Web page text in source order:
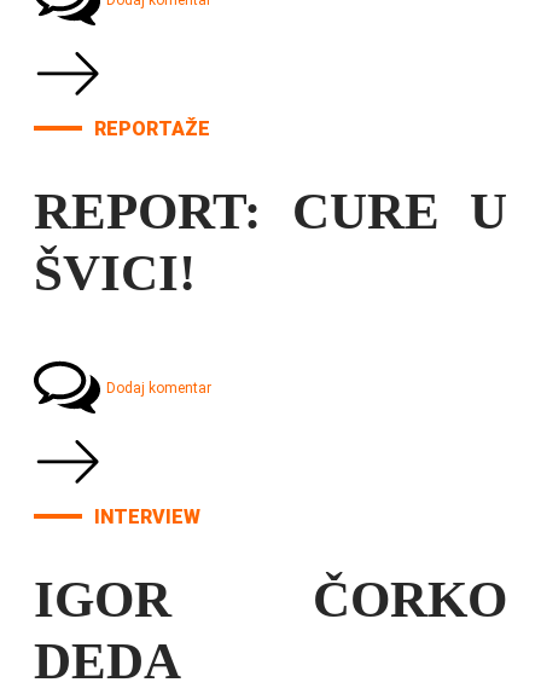
REPORTAŽE
REPORT: CURE U
ŠVICI!
Dodaj komentar
INTERVIEW
IGOR ČORKO
DEDA